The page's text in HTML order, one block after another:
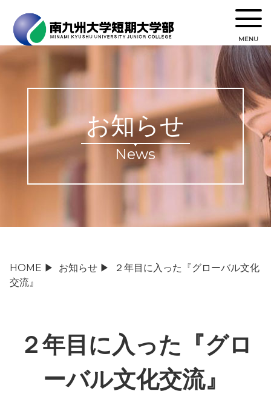
MENU
お知らせ
News
HOME ▶ お知らせ ▶
２年目に入った『グローバル文化
交流』
２年目に入った『グロ
ーバル文化交流』